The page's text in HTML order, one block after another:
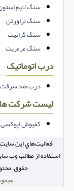
سنگ لایم
سنگ تراورتن
سنگ گرانیت
سنگ مرمریت
درب اتوماتیک
درب ضد سرقت
لیست شرکت
کفپوش اپوکسی
فعاليت‌هاي اين
استفاده از مطالب وب
حقوق،